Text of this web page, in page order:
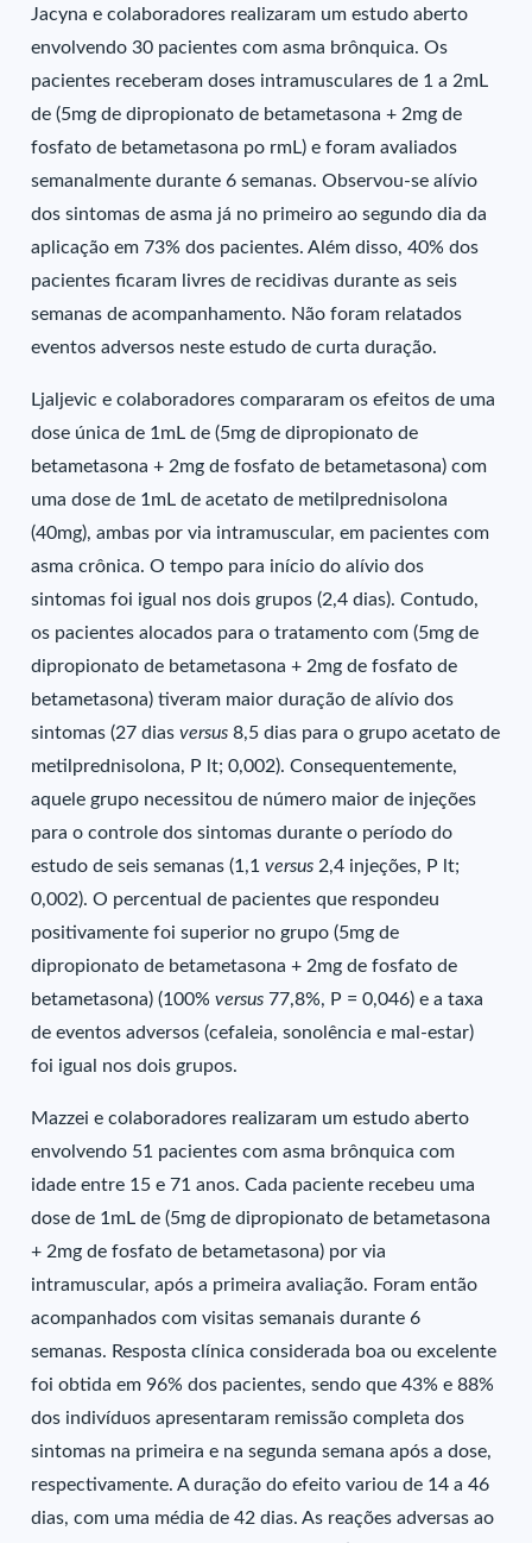
Jacyna e colaboradores realizaram um estudo aberto
envolvendo 30 pacientes com asma brônquica. Os
pacientes receberam doses intramusculares de 1 a 2mL
de (5mg de dipropionato de betametasona + 2mg de
fosfato de betametasona po rmL) e foram avaliados
semanalmente durante 6 semanas. Observou-se alívio
dos sintomas de asma já no primeiro ao segundo dia da
aplicação em 73% dos pacientes. Além disso, 40% dos
pacientes ficaram livres de recidivas durante as seis
semanas de acompanhamento. Não foram relatados
eventos adversos neste estudo de curta duração.
Ljaljevic e colaboradores compararam os efeitos de uma
dose única de 1mL de (5mg de dipropionato de
betametasona + 2mg de fosfato de betametasona) com
uma dose de 1mL de acetato de metilprednisolona
(40mg), ambas por via intramuscular, em pacientes com
asma crônica. O tempo para início do alívio dos
sintomas foi igual nos dois grupos (2,4 dias). Contudo,
os pacientes alocados para o tratamento com (5mg de
dipropionato de betametasona + 2mg de fosfato de
betametasona) tiveram maior duração de alívio dos
sintomas (27 diasversus8,5 dias para o grupo acetato de
metilprednisolona, P lt; 0,002). Consequentemente,
aquele grupo necessitou de número maior de injeções
para o controle dos sintomas durante o período do
estudo de seis semanas (1,1versus 2,4 injeções, P lt;
0,002). O percentual de pacientes que respondeu
positivamente foi superior no grupo (5mg de
dipropionato de betametasona + 2mg de fosfato de
betametasona) (100%versus77,8%, P = 0,046) e a taxa
de eventos adversos (cefaleia, sonolência e mal-estar)
foi igual nos dois grupos.
Mazzei e colaboradores realizaram um estudo aberto
envolvendo 51 pacientes com asma brônquica com
idade entre 15 e 71 anos. Cada paciente recebeu uma
dose de 1mL de (5mg de dipropionato de betametasona
+ 2mg de fosfato de betametasona) por via
intramuscular, após a primeira avaliação. Foram então
acompanhados com visitas semanais durante 6
semanas. Resposta clínica considerada boa ou excelente
foi obtida em 96% dos pacientes, sendo que 43% e 88%
dos indivíduos apresentaram remissão completa dos
sintomas na primeira e na segunda semana após a dose,
respectivamente. A duração do efeito variou de 14 a 46
dias, com uma média de 42 dias. As reações adversas ao